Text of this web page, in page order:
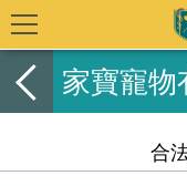
家寶寵物
合